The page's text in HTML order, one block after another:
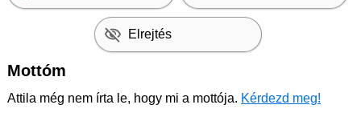
Elrejtés
Mottóm
Attila még nem írta le, hogy mi a mottója. Kérdezd meg!